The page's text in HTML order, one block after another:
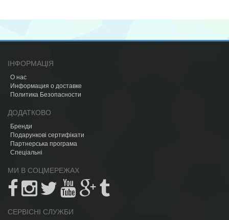
ІНФОРМАЦІЯ
О нас
Информация о доставке
Политика Безопасности
ДОДАТКОВО
Бренди
Подарункові сертифікати
Партнерська програма
Спеціальні
МИ В СОЦМЕРЕЖАХ
СЕРВІСНІ СЛУЖБИ